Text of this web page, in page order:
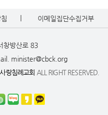
이메일집단수집거부
창방산로 83
minister@cbck.org
사랑침례교회 ALL RIGHT RESERVED.